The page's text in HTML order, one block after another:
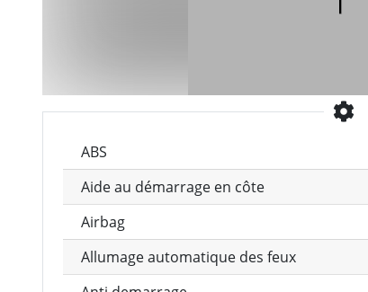
ABS
Aide au démarrage en côte
Airbag
Allumage automatique des feux